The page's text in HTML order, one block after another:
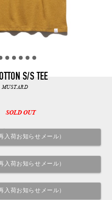
S/S TEE
MUSTARD
SOLD OUT